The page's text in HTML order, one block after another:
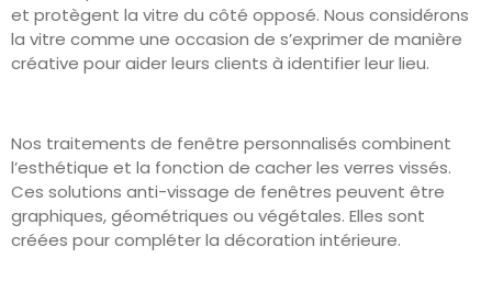
et protègent la vitre du côté opposé. Nous considérons
la vitre comme une occasion de s’exprimer de manière
créative pour aider leurs clients à identifier leur lieu.
Nos traitements de fenêtre personnalisés combinent
l’esthétique et la fonction de cacher les verres vissés.
Ces solutions anti-vissage de fenêtres peuvent être
graphiques, géométriques ou végétales. Elles sont
créées pour compléter la décoration intérieure.